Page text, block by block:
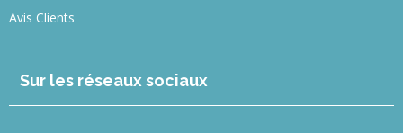
Avis Clients
Sur les réseaux sociaux